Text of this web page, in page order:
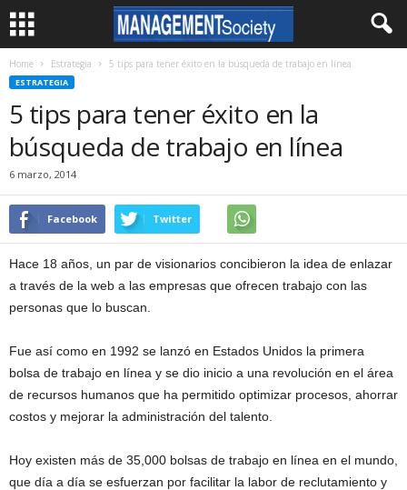
Home Estrategia 5 tips para tener éxito en la búsqueda de trabajo en línea
ESTRATEGIA
5 tips para tener éxito en la
búsqueda de trabajo en línea
6 marzo, 2014
Facebook Twitter
Hace 18 años, un par de visionarios concibieron la idea de enlazar
a través de la web a las empresas que ofrecen trabajo con las
personas que lo buscan.
Fue así como en 1992 se lanzó en Estados Unidos la primera
bolsa de trabajo en línea y se dio inicio a una revolución en el área
de recursos humanos que ha permitido optimizar procesos, ahorrar
costos y mejorar la administración del talento.
Hoy existen más de 35,000 bolsas de trabajo en línea en el mundo,
que día a día se esfuerzan por facilitar la labor de reclutamiento y